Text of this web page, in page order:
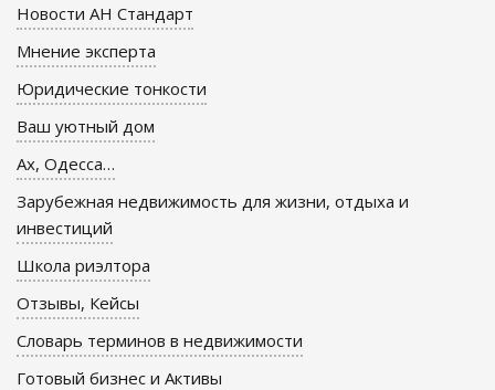
Новости АН Стандарт
Мнение эксперта
Юридические тонкости
Ваш уютный дом
Ах, Одесса…
Зарубежная недвижимость для жизни, отдыха и
инвестиций
Школа риэлтора
Отзывы, Кейсы
Словарь терминов в недвижимости
Готовый бизнес и Активы